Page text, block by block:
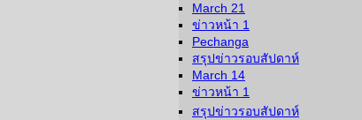
March 21
ข่าวหน้า 1
Pechanga
สรุปข่าวรอบสัปดาห์
March 14
ข่าวหน้า 1
สรุปข่าวรอบสัปดาห์